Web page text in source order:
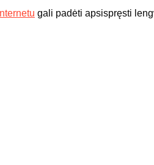
gali padėti apsispręsti